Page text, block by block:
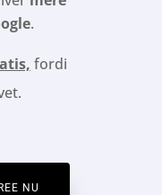
.
fordi
NU